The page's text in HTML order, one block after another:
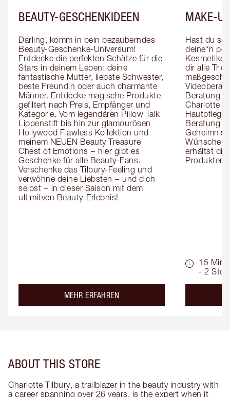
BEAUTY-GESCHENKIDEEN
Darling, komm in bein bezauberndes
Beauty-Geschenke-Universum!
Entdecke die perfekten Schätze für die
Stars in deinem Leben: deine
fantastische Mutter, liebste Schwester,
beste Freundin oder auch charmante
Männer. Entdecke magische Produkte
gefiltert nach Preis, Empfänger und
Kategorie. Vom legendären Pillow Talk
Lippenstift bis hin zur glamourösen
Hollywood Flawless Kollektion und
meinem NEUEN Beauty Treasure
Chest of Emotions − hier gibt es
Geschenke für alle Beauty-Fans.
Verschenke das Tilbury-Feeling und
verwöhne deine Liebsten − und dich
selbst − in dieser Saison mit dem
ultimitven Beauty-Erlebnis!
MEHR ERFAHREN
MAKE-
Hast du
deine*n
dir alle
Beratung
Charlotte
Beratung
Wünsche
erhältst die
15 Min.
- 2 Std.
ABOUT THIS STORE
Charlotte Tilbury, a trailblazer in the beauty industry with
a career spanning over 26 years, is the expert when it